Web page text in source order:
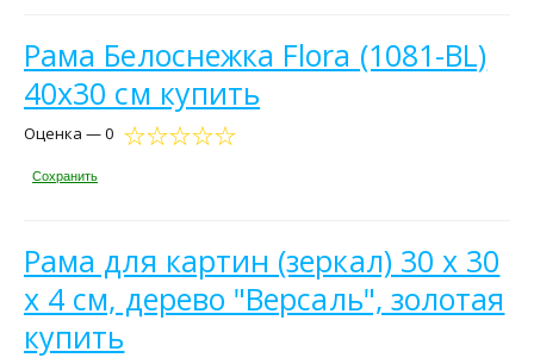
Рама Белоснежка Flora (1081-BL)
40x30 см купить
Оценка — 0
Сохранить
Рама для картин (зеркал) 30 х 30
х 4 см, дерево "Версаль", золотая
купить